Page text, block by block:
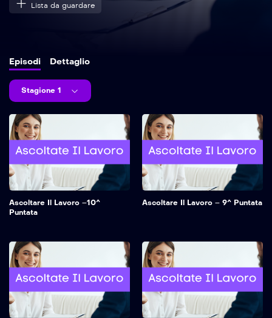
Lista da guardare
Episodi Dettaglio
Stagione 1
Ascoltare Il Lavoro –10^
Puntata
Ascoltare Il Lavoro – 9^ Puntata